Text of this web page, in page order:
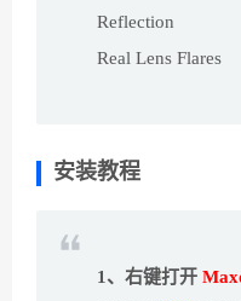
Reflection
Real Lens Flares
安装教程
1、右键打开